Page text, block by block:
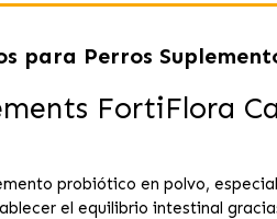
para Perros
FortiFlora
probiótico en polvo,
el equilibrio intestinal